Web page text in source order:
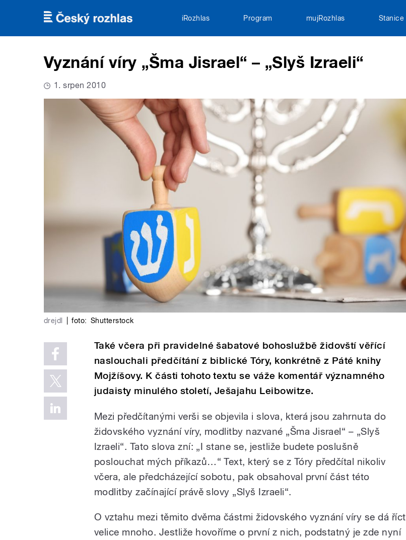
iRozhlas Program mujRozhlas Stanice
Vyznání víry „Šma Jisrael“ – „Slyš Izraeli“
1. srpen 2010
drejdl foto: Shutterstock
Také včera při pravidelné šabatové bohoslužbě židovští věřící
naslouchali předčítání z biblické Tóry, konkrétně z Páté knihy
Mojžíšovy. K části tohoto textu se váže komentář významného
judaisty minulého století, Ješajahu Leibowitze.
Mezi předčítanými verši se objevila i slova, která jsou zahrnuta do
židovského vyznání víry, modlitby nazvané „Šma Jisrael“ – „Slyš
Izraeli“. Tato slova zní: „I stane se, jestliže budete poslušně
poslouchat mých příkazů…“ Text, který se z Tóry předčítal nikoliv
včera, ale předcházející sobotu, pak obsahoval první část této
modlitby začínající právě slovy „Slyš Izraeli“.
O vztahu mezi těmito dvěma částmi židovského vyznání víry se dá říct
velice mnoho. Jestliže hovoříme o první z nich, podstatný je zde nyní